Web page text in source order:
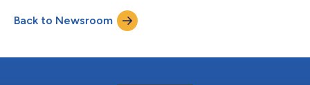
crescimento global como parte de uma iniciativa de
transformação corporativa mais ampla. Com sede no sul da
França e uma presença global significativa que...
Back to Newsroom